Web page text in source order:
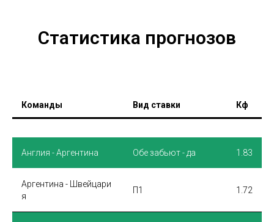
Статистика прогнозов
Команды Вид ставки Кф
Англия - Аргентина Обе забьют - да 1.83
Аргентина - Швейцари
я
П1 1.72